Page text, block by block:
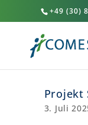
+49 (30)
Projekt
3. Juli